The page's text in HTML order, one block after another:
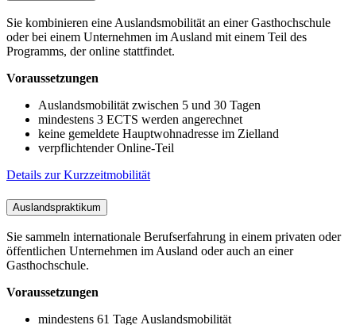
Sie kombinieren eine Auslandsmobilität an einer Gasthochschule
oder bei einem Unternehmen im Ausland mit einem Teil des
Programms, der online stattfindet.
Voraussetzungen
Auslandsmobilität zwischen 5 und 30 Tagen
mindestens 3 ECTS werden angerechnet
keine gemeldete Hauptwohnadresse im Zielland
verpflichtender Online-Teil
Details zur Kurzzeitmobilität
Auslandspraktikum
Sie sammeln internationale Berufserfahrung in einem privaten oder
öffentlichen Unternehmen im Ausland oder auch an einer
Gasthochschule.
Voraussetzungen
mindestens 61 Tage Auslandsmobilität